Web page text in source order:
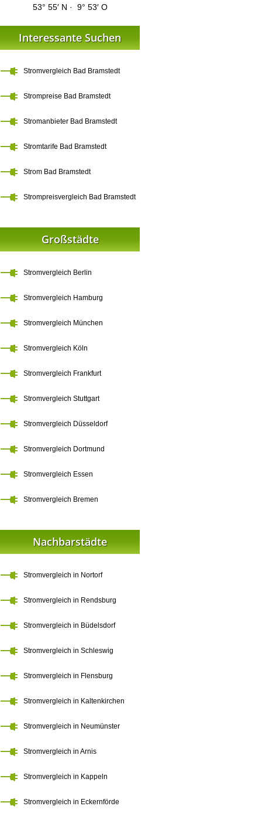
53° 55′ N · 9° 53′ O
Interessante Suchen
Stromvergleich Bad Bramstedt
Strompreise Bad Bramstedt
Stromanbieter Bad Bramstedt
Stromtarife Bad Bramstedt
Strom Bad Bramstedt
Strompreisvergleich Bad Bramstedt
Großstädte
Stromvergleich Berlin
Stromvergleich Hamburg
Stromvergleich München
Stromvergleich Köln
Stromvergleich Frankfurt
Stromvergleich Stuttgart
Stromvergleich Düsseldorf
Stromvergleich Dortmund
Stromvergleich Essen
Stromvergleich Bremen
Nachbarstädte
Stromvergleich in Nortorf
Stromvergleich in Rendsburg
Stromvergleich in Büdelsdorf
Stromvergleich in Schleswig
Stromvergleich in Flensburg
Stromvergleich in Kaltenkirchen
Stromvergleich in Neumünster
Stromvergleich in Arnis
Stromvergleich in Kappeln
Stromvergleich in Eckernförde